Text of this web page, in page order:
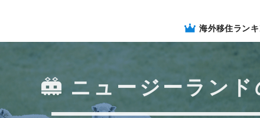
海外移住ラン
ニュージーラン